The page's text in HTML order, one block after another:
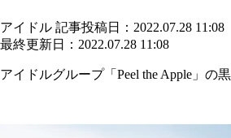
アイドル 記事投稿日：2022.07.28 11:08
最終更新日：2022.07.28 11:08
アイドルグループ「Peel the Apple」の